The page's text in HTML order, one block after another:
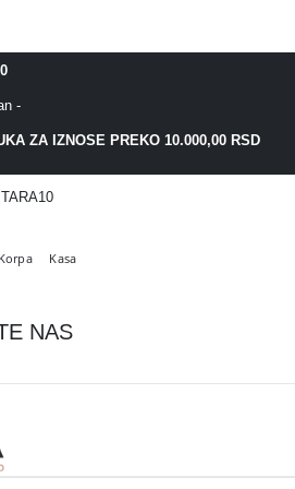
-
ZA IZNOSE PREKO 10.000,00 RSD
Korpa Kasa
NAS